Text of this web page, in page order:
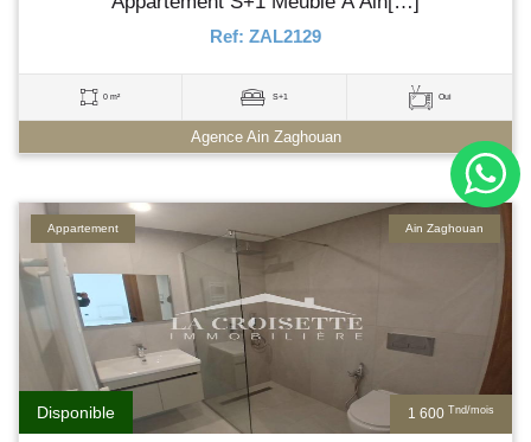
Ref: ZAL2129
0 m² S+1 Oui
Agence Ain Zaghouan
1 600 Tnd/mois
Disponible
Ain Zaghouan
Appartement